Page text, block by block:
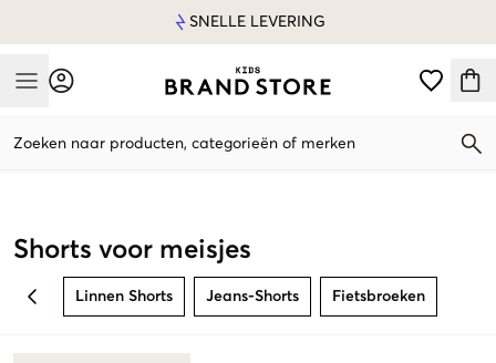
SNELLE LEVERING
Mobile Menu
Zoeken naar producten, categorieën of merken
Shorts voor meisjes
BACK Linnen Shorts Jeans-Shorts Fietsbroeken